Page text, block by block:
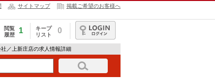
サイトマップ 掲載ご希望のお客様へ
閲覧
履歴
1
キープ
リスト
0
ログイン
／上新庄店の求人情報詳細